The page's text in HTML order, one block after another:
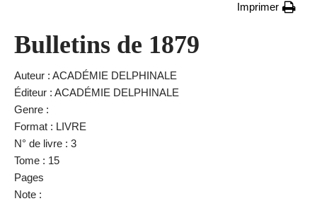
Imprimer
Bulletins de 1879
Auteur : ACADÉMIE DELPHINALE
Éditeur : ACADÉMIE DELPHINALE
Genre :
Format : LIVRE
N° de livre : 3
Tome : 15
Pages
Note :